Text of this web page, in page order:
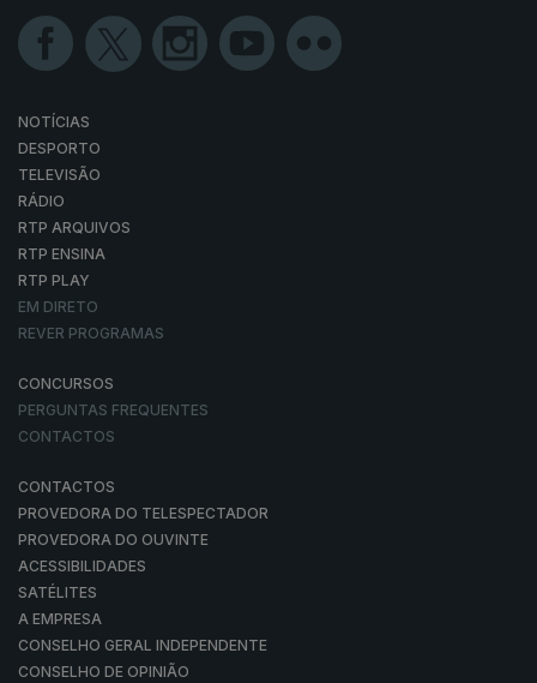
NOTÍCIAS
DESPORTO
TELEVISÃO
RÁDIO
RTP ARQUIVOS
RTP ENSINA
RTP PLAY
EM DIRETO
REVER PROGRAMAS
CONCURSOS
PERGUNTAS FREQUENTES
CONTACTOS
CONTACTOS
PROVEDORA DO TELESPECTADOR
PROVEDORA DO OUVINTE
ACESSIBILIDADES
SATÉLITES
A EMPRESA
CONSELHO GERAL INDEPENDENTE
CONSELHO DE OPINIÃO